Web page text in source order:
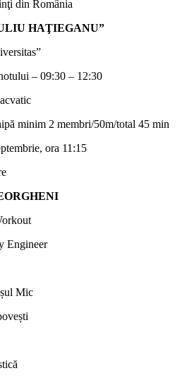
din România
HAŢIEGANU”
– 09:30 – 12:30
minim 2 membri/50m/total 45 min
ora 11:15
Engineer
Mic